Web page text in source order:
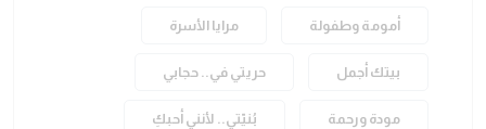
أمومة وطفولة مرايا الأسرة
بيتك أجمل حريتي في.. حجابي
مودة ورحمة بُنيّتي.. لأنني أحبكِ